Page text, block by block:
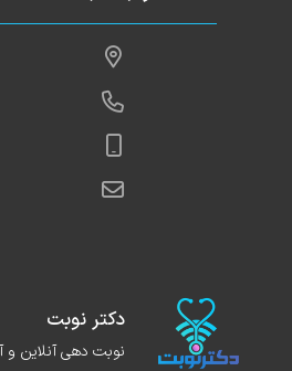
دکتر نوبت
نوبت دهی آنلاین و